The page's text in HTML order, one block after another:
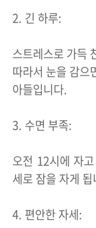
2. 긴 하루:
스트레스로 가득
따라서 눈을 감으
아들입니다.
3. 수면 부족:
오전 12시에 자
세로 잠을 자게 됩
4. 편안한 자세: